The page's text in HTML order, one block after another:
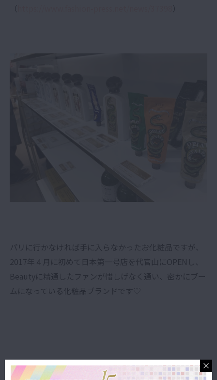
（
）
パリに行かなければ手に入らなかったお化粧品ですが、
2017年４月に初めて日本第一号店を代官山にOPENし、
Beautyに精通したファンが惜しげなく通い、密かにブー
ムになっている化粧品ブランドです♡
そして２階に足を進めると、キャンペーンムービーがお